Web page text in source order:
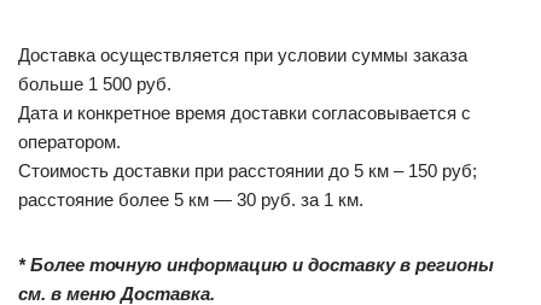
Доставка осуществляется при условии суммы заказа
больше 1 500 руб.
Дата и конкретное время доставки согласовывается с
оператором.
Стоимость доставки при расстоянии до 5 км – 150 руб;
расстояние более 5 км — 30 руб. за 1 км.
* Более точную информацию и доставку в регионы
см. в меню Доставка.